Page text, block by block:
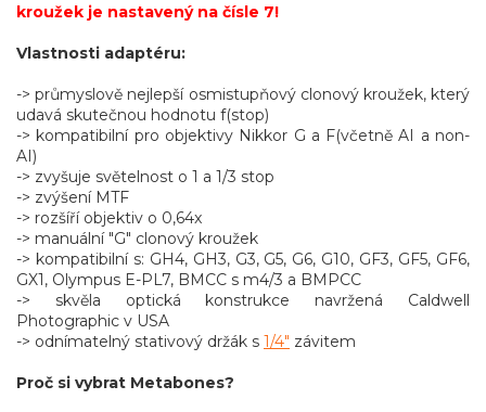
kroužek je nastavený na čísle 7!
Vlastnosti adaptéru:
-> průmyslově nejlepší osmistupňový clonový kroužek, který
udavá skutečnou hodnotu f(stop)
-> kompatibilní pro objektivy Nikkor G a F(včetně AI a non-
AI)
-> zvyšuje světelnost o 1 a 1/3 stop
-> zvýšení MTF
-> rozšíří objektiv o 0,64x
-> manuální "G" clonový kroužek
-> kompatibilní s: GH4, GH3, G3, G5, G6, G10, GF3, GF5, GF6,
GX1, Olympus E-PL7, BMCC s m4/3 a BMPCC
-> skvěla optická konstrukce navržená Caldwell
Photographic v USA
-> odnímatelný stativový držák s 1/4" závitem
Proč si vybrat Metabones?